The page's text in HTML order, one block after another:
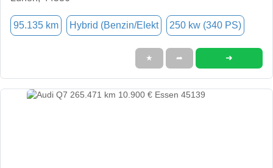
95.135 km Hybrid (Benzin/Elekt 250 kw (340 PS)
★ ➦ ➜